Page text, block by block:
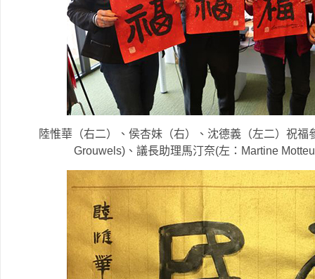
陸惟華（右二）、侯杏妹（右）、沈德義（左二）祝
Grouwels)、議長助理馬汀奈(左：Martine